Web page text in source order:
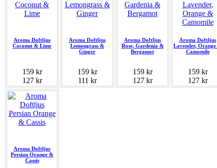
Aroma Doftljus
Coconut & Lime
159 kr
127 kr
Aroma Doftljus
Lemongrass &
Ginger
159 kr
111 kr
Aroma Doftljus
Rose, Gardenia &
Bergamot
159 kr
127 kr
Aroma Doftljus
Lavender,
Camomile
159 kr
127 kr
Aroma Doftljus
Persian Orange &
Cassis